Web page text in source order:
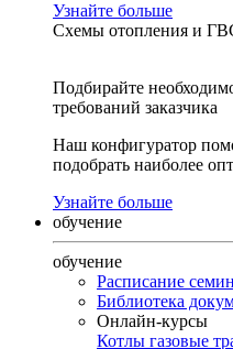
Узнайте больше
Схемы отопления и
Подбирайте
требований заказчика
Наш конфигуратор
подобрать наиболее
Узнайте больше
обучение
обучение
Расписание
Библиотека
Онлайн-курсы
Котлы газовые